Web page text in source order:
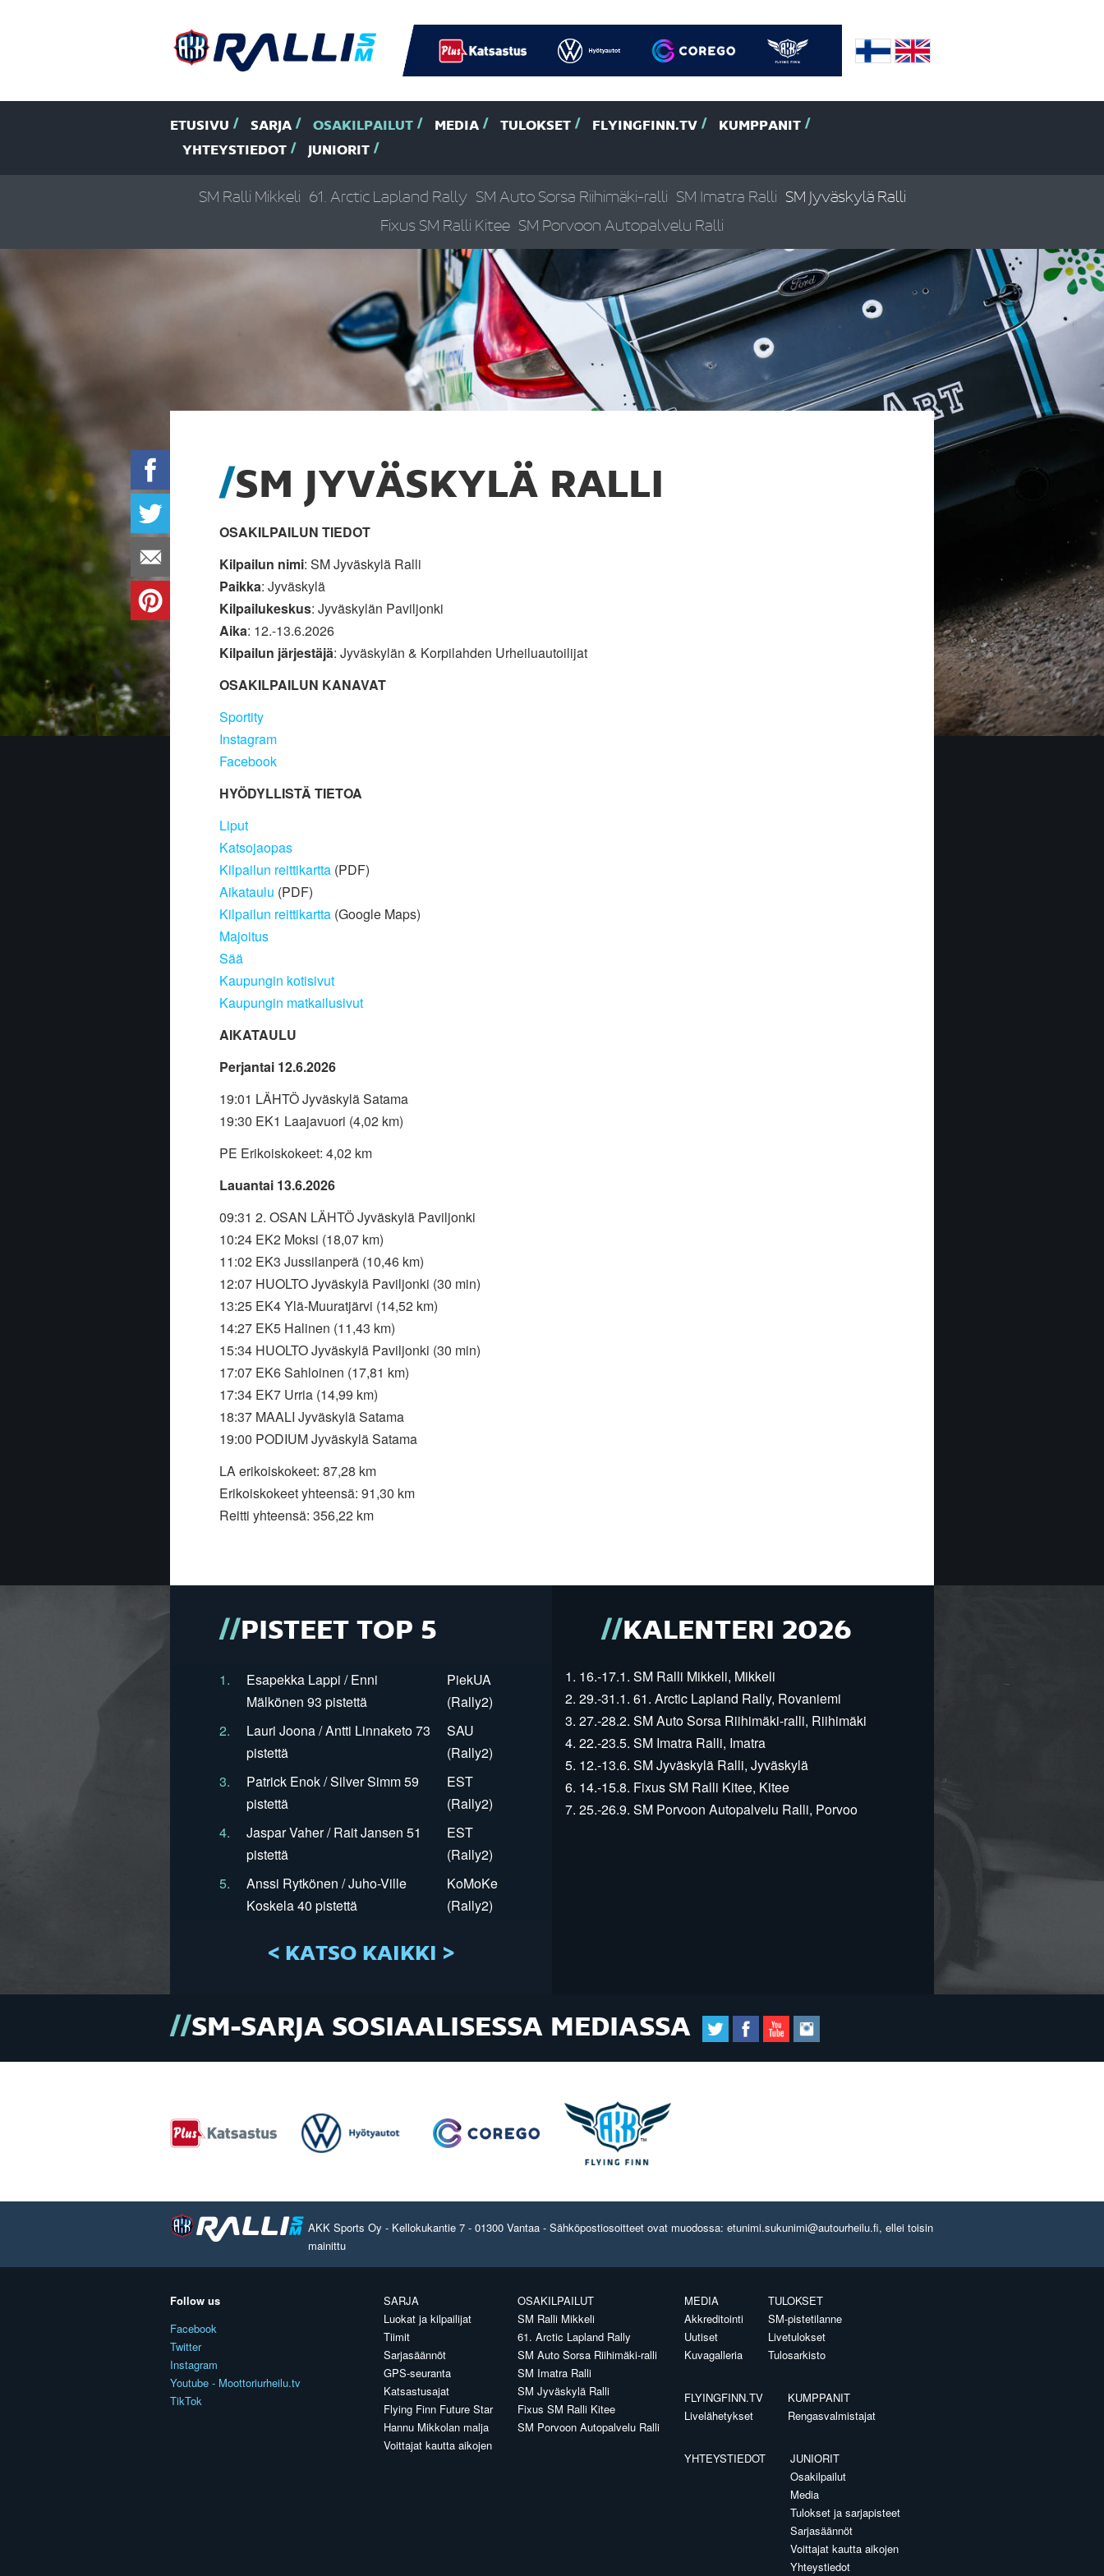
ETUSIVU SARJA OSAKILPAILUT MEDIA TULOKSET FLYINGFINN.TV
KUMPPANIT
YHTEYSTIEDOT
JUNIORIT
SM Ralli Mikkeli 61. Arctic Lapland Rally SM Auto Sorsa Riihimäki-ralli SM Imatra Ralli SM Jyväskylä Ralli
Fixus SM Ralli Kitee SM Porvoon Autopalvelu Ralli
SM JYVÄSKYLÄ RALLI
OSAKILPAILUN TIEDOT
Kilpailun nimi: SM Jyväskylä Ralli
Paikka: Jyväskylä
Kilpailukeskus: Jyväskylän Paviljonki
Aika: 12.-13.6.2026
Kilpailun järjestäjä: Jyväskylän & Korpilahden Urheiluautoilijat
OSAKILPAILUN KANAVAT
Sportity
Instagram
Facebook
HYÖDYLLISTÄ TIETOA
Liput
Katsojaopas
Kilpailun reittikartta (PDF)
Aikataulu (PDF)
Kilpailun reittikartta (Google Maps)
Majoitus
Sää
Kaupungin kotisivut
Kaupungin matkailusivut
AIKATAULU
Perjantai 12.6.2026
19:01 LÄHTÖ Jyväskylä Satama
19:30 EK1 Laajavuori (4,02 km)
PE Erikoiskokeet: 4,02 km
Lauantai 13.6.2026
09:31 2. OSAN LÄHTÖ Jyväskylä Paviljonki
10:24 EK2 Moksi (18,07 km)
11:02 EK3 Jussilanperä (10,46 km)
12:07 HUOLTO Jyväskylä Paviljonki (30 min)
13:25 EK4 Ylä-Muuratjärvi (14,52 km)
14:27 EK5 Halinen (11,43 km)
15:34 HUOLTO Jyväskylä Paviljonki (30 min)
17:07 EK6 Sahloinen (17,81 km)
17:34 EK7 Urria (14,99 km)
18:37 MAALI Jyväskylä Satama
19:00 PODIUM Jyväskylä Satama
LA erikoiskokeet: 87,28 km
Erikoiskokeet yhteensä: 91,30 km
Reitti yhteensä: 356,22 km
PISTEET TOP 5
1.
Esapekka Lappi / Enni
Mälkönen 93 pistettä
PiekUA
(Rally2)
2.
Lauri Joona / Antti Linnaketo 73
pistettä
SAU
(Rally2)
3.
Patrick Enok / Silver Simm 59
pistettä
EST
(Rally2)
4.
Jaspar Vaher / Rait Jansen 51
pistettä
EST
(Rally2)
5.
Anssi Rytkönen / Juho-Ville
Koskela 40 pistettä
KoMoKe
(Rally2)
< KATSO KAIKKI >
KALENTERI 2026
1. 16.-17.1. SM Ralli Mikkeli, Mikkeli
2. 29.-31.1. 61. Arctic Lapland Rally, Rovaniemi
3. 27.-28.2. SM Auto Sorsa Riihimäki-ralli, Riihimäki
4. 22.-23.5. SM Imatra Ralli, Imatra
5. 12.-13.6. SM Jyväskylä Ralli, Jyväskylä
6. 14.-15.8. Fixus SM Ralli Kitee, Kitee
7. 25.-26.9. SM Porvoon Autopalvelu Ralli, Porvoo
SM-SARJA SOSIAALISESSA MEDIASSA
AKK Sports Oy - Kellokukantie 7 - 01300 Vantaa - Sähköpostiosoitteet ovat muodossa: etunimi.sukunimi@autourheilu.fi, ellei toisin
mainittu
Follow us
Facebook
Twitter
Instagram
Youtube - Moottoriurheilu.tv
TikTok
SARJA
Luokat ja kilpailijat
Tiimit
Sarjasäännöt
GPS-seuranta
Katsastusajat
Flying Finn Future Star
Hannu Mikkolan malja
Voittajat kautta aikojen
OSAKILPAILUT
SM Ralli Mikkeli
61. Arctic Lapland Rally
SM Auto Sorsa Riihimäki-ralli
SM Imatra Ralli
SM Jyväskylä Ralli
Fixus SM Ralli Kitee
SM Porvoon Autopalvelu Ralli
MEDIA
Akkreditointi
Uutiset
Kuvagalleria
TULOKSET
SM-pistetilanne
Livetulokset
Tulosarkisto
FLYINGFINN.TV
Livelähetykset
KUMPPANIT
Rengasvalmistajat
YHTEYSTIEDOT
JUNIORIT
Osakilpailut
Media
Tulokset ja sarjapisteet
Sarjasäännöt
Voittajat kautta aikojen
Yhteystiedot